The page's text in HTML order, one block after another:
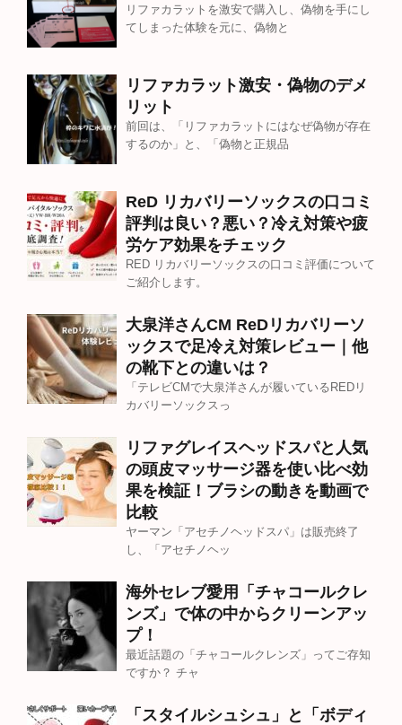
リファカラットを激安で購入し、偽物を手にし
てしまった体験を元に、偽物と
リファカラット激安・偽物のデメ
リット
前回は、「リファカラットにはなぜ偽物が存在
するのか」と、「偽物と正規品
ReD リカバリーソックスの口コミ
評判は良い？悪い？冷え対策や疲
労ケア効果をチェック
RED リカバリーソックスの口コミ評価について
ご紹介します。
大泉洋さんCM ReDリカバリーソ
ックスで足冷え対策レビュー｜他
の靴下との違いは？
「テレビCMで大泉洋さんが履いているREDリ
カバリーソックスっ
リファグレイスヘッドスパと人気
の頭皮マッサージ器を使い比べ効
果を検証！ブラシの動きを動画で
比較
ヤーマン「アセチノヘッドスパ」は販売終了
し、「アセチノヘッ
海外セレブ愛用「チャコールクレ
ンズ」で体の中からクリーンアッ
プ！
最近話題の「チャコールクレンズ」ってご存知
ですか？ チャ
「スタイルシュシュ」と「ボディ